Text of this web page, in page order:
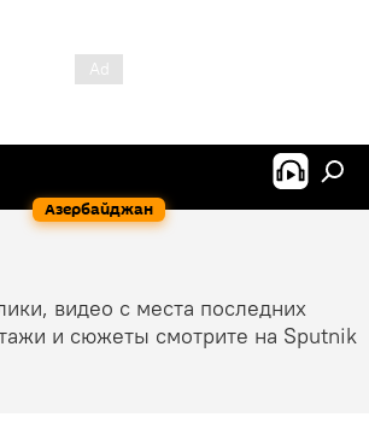
Азербайджан
видео с места последних
и сюжеты смотрите на Sputnik